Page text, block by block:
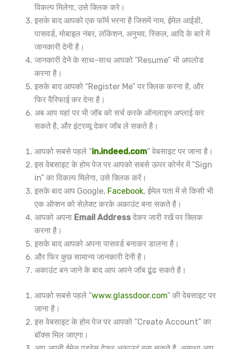
विकल्प मिलेगा, उसे क्लिक करे।
इसके बाद आपको एक फॉर्म भरना है जिसमें नाम, ईमेल आईडी,
पासवर्ड, मोबाइल नंबर, लॉकेशन, अनुभव, स्किल, आदि के बारे में
जानकारी देनी है।
जानकारी देने के साथ-साथ आपको “Resume” भी अपलोड
करना है।
इसके बाद आपको “Register Me” पर क्लिक करना है, और
फिर वैरिफाई कर देना है।
अब आप यहां पर भी जॉब को सर्च करके ऑनलाइन अप्लाई कर
सकते है, और इंटरव्यू देकर जॉब ले सकते है।
आपको सबसे पहले “in.indeed.com” वेबसाइट पर जाना है।
इस वेबसाइट के होम पेज पर आपको सबसे ऊपर कोर्नर में “Sign
in” का विकल्प मिलेगा, उसे क्लिक करें।
इसके बाद आप Google, Facebook, ईमेल पता में से किसी भी
एक ऑप्शन को सेलेक्ट करके अकाउंट बना सकते है।
आपको अपना Email Address देकर जारी रखें पर क्लिक
करना है।
इसके बाद आपको अपना पासवर्ड बनाकर डालना है।
और फिर कुछ सामान्य जानकारी देनी है।
अकाउंट बन जाने के बाद आप अपने जॉब ढूंढ सकते है।
आपको सबसे पहले “www.glassdoor.com” की वेबसाइट पर
जाना है।
इस वेबसाइट के होम पेज पर आपको “Create Account” का
बॉक्स मिल जाएगा।